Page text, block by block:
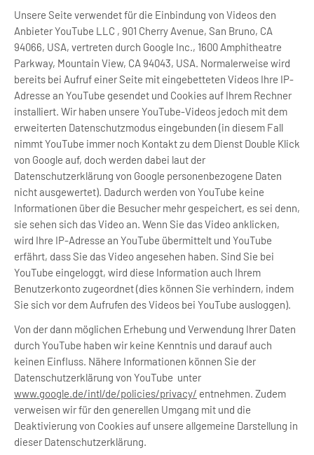
Unsere Seite verwendet für die Einbindung von Videos den
Anbieter YouTube LLC , 901 Cherry Avenue, San Bruno, CA
94066, USA, vertreten durch Google Inc., 1600 Amphitheatre
Parkway, Mountain View, CA 94043, USA. Normalerweise wird
bereits bei Aufruf einer Seite mit eingebetteten Videos Ihre IP-
Adresse an YouTube gesendet und Cookies auf Ihrem Rechner
installiert. Wir haben unsere YouTube-Videos jedoch mit dem
erweiterten Datenschutzmodus eingebunden (in diesem Fall
nimmt YouTube immer noch Kontakt zu dem Dienst Double Klick
von Google auf, doch werden dabei laut der
Datenschutzerklärung von Google personenbezogene Daten
nicht ausgewertet). Dadurch werden von YouTube keine
Informationen über die Besucher mehr gespeichert, es sei denn,
sie sehen sich das Video an. Wenn Sie das Video anklicken,
wird Ihre IP-Adresse an YouTube übermittelt und YouTube
erfährt, dass Sie das Video angesehen haben. Sind Sie bei
YouTube eingeloggt, wird diese Information auch Ihrem
Benutzerkonto zugeordnet (dies können Sie verhindern, indem
Sie sich vor dem Aufrufen des Videos bei YouTube ausloggen).
Von der dann möglichen Erhebung und Verwendung Ihrer Daten
durch YouTube haben wir keine Kenntnis und darauf auch
keinen Einfluss. Nähere Informationen können Sie der
Datenschutzerklärung von YouTube unter
www.google.de/intl/de/policies/privacy/ entnehmen. Zudem
verweisen wir für den generellen Umgang mit und die
Deaktivierung von Cookies auf unsere allgemeine Darstellung in
dieser Datenschutzerklärung.